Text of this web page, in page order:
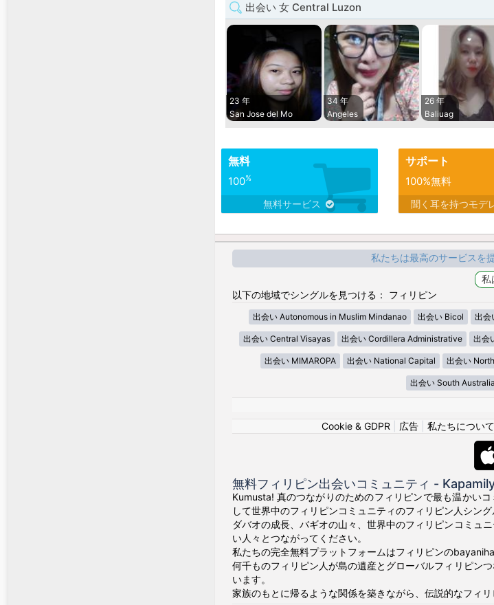
出会い 女 Central Luzon
23 年
San Jose del Mo
34 年
Angeles
26 年
Baliuag
無料
100%
無料サービス
サポート
100%無料
聞く耳を持つモデ
私たちは最高のサービスを
以下の地域でシングルを見つける： フィリピン
出会い Autonomous in Muslim Mindanao 出会い Bicol 出会
出会い Central Visayas 出会い Cordillera Administrative 出会
出会い MIMAROPA 出会い National Capital 出会い
出会い South Australia
Cookie & GDPR
広告| 私たちについて
無料フィリピン出会いコミュニティ -
Kumusta! 真のつながりのためのフィリピンで最も温かい
して世界中のフィリピンコミュニティのフィリピン人シング
ダバオの成長、バギオの山々、世界中のフィリピンコミュ
い人々とつながってください。
私たちの完全無料プラットフォームはフィリピンの
何千ものフィリピン人が島の遺産とグローバルフィリピン
います。
家族のもとに帰るような関係を築きながら、伝説的なフィリ